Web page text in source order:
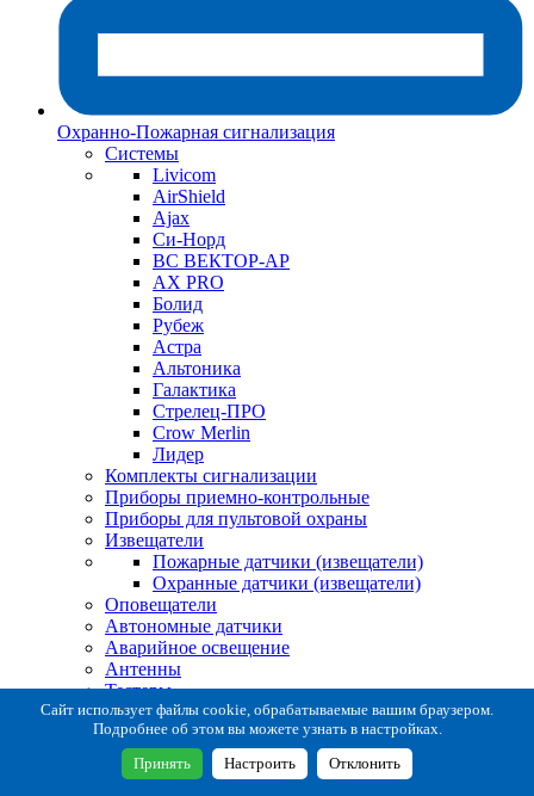
Охранно-Пожарная сигнализация
Системы
Livicom
AirShield
Ajax
Си-Норд
ВС ВЕКТОР-АР
AX PRO
Болид
Рубеж
Астра
Альтоника
Галактика
Стрелец-ПРО
Crow Merlin
Лидер
Комплекты сигнализации
Приборы приемно-контрольные
Приборы для пультовой охраны
Извещатели
Пожарные датчики (извещатели)
Охранные датчики (извещатели)
Оповещатели
Автономные датчики
Аварийное освещение
Антенны
Тестеры
Система сбора извещений
Расходные и монтажные материалы
Коробки коммутационные
Кронштейны для извещателей
Сайт использует файлы cookie, обрабатываемые вашим браузером.
Подробнее об этом вы можете узнать в настройках.
Принять Настроить Отклонить